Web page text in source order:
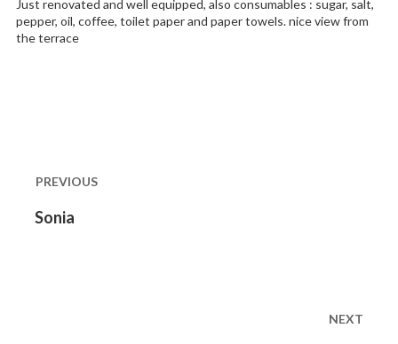
Just renovated and well equipped, also consumables : sugar, salt,
pepper, oil, coffee, toilet paper and paper towels. nice view from
the terrace
navigation
PREVIOUS
Previous
Sonia
NEXT